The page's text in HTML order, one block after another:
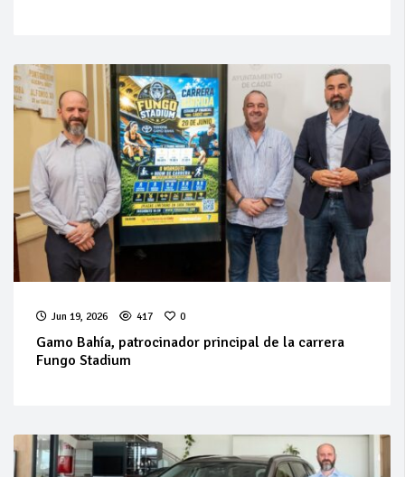
Jun 19, 2026 417 0
Gamo Bahía, patrocinador principal de la carrera
Fungo Stadium